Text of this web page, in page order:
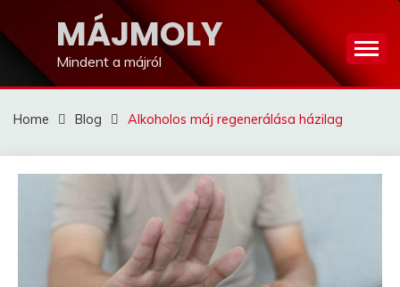
to
content
MÁJMOLY
Mindent a májról
Home Blog Alkoholos máj regenerálása házilag